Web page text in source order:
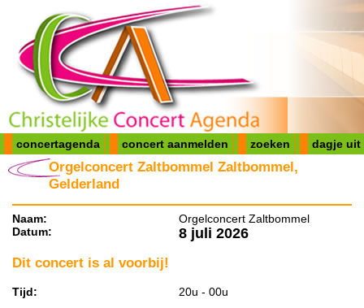
concertagenda concert aanmelden zoeken dagje uit
Orgelconcert Zaltbommel Zaltbommel,
Gelderland
Naam:
Orgelconcert Zaltbommel
Datum:
8 juli 2026
Dit concert is al voorbij!
Tijd:
20u - 00u